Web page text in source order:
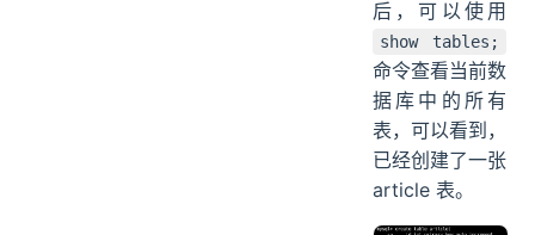
后，可以使用
show tables;
命令查看当前数
据库中的所有
表，可以看到，
已经创建了一张
article 表。